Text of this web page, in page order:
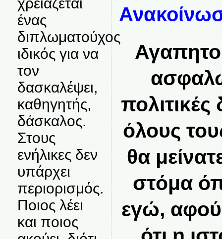
ένας
διπλωματούχος
ιδικός για να
τον
δασκαλέψει,
καθηγητής,
δάσκαλος.
Στους
ενήλικες δεν
υπάρχει
περιορισμός.
Ποιος λέει
και ποιος
πολιτικές
όλους
θα
στόμα
εγώ, αφού